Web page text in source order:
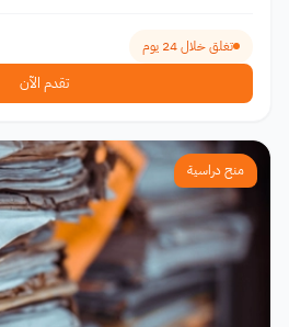
تغلق خلال 24 يوم
تقدم الآن
منح دراسية